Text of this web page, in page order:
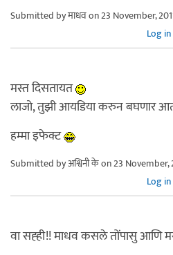
Submitted byमाधवon 23 November,
Log in
मस्त दिसतायत
लाजो, तुझी आयडिया करुन बघणार
हम्मा इफेक्ट
Submitted byअश्विनी केon 23 November,
Log in
वा सह्ही!! माधव कसले तोंपासु आणि